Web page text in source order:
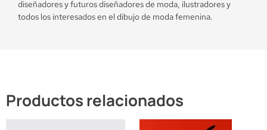
diseñadores y futuros diseñadores de moda, ilustradores y
todos los interesados en el dibujo de moda femenina.
Productos relacionados